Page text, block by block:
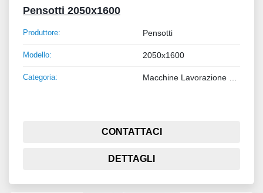
Pensotti 2050x1600
Produttore: Pensotti
Modello: 2050x1600
Categoria:
CONTATTACI
DETTAGLI